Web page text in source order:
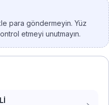
para göndermeyin. Yüz
etmeyi unutmayın.